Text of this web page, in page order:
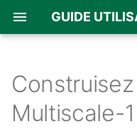
GUIDE
t
Vue d'ensemble
Vue d'ensemble
Vue d'ensemble
Général
Multiscale-